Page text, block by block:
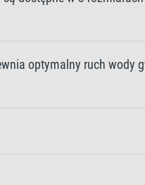
optymalny ruch wody